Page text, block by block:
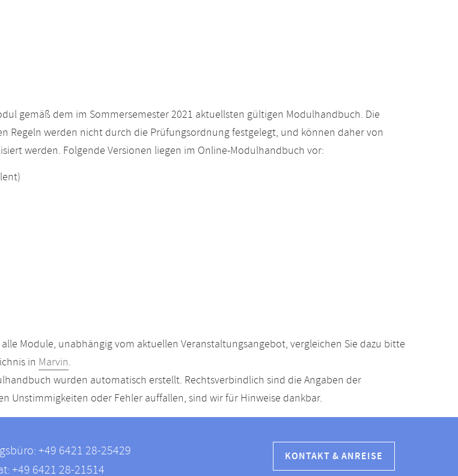
gemäß dem im Sommersemester 2021 aktuellsten gültigen Modulhandbuch. Die
Regeln werden nicht durch die Prüfungsordnung festgelegt, und können daher von
werden. Folgende Versionen liegen im Online-Modulhandbuch vor:
Module, unabhängig vom aktuellen Veranstaltungsangebot, vergleichen Sie dazu bitte
in Marvin.
wurden automatisch erstellt. Rechtsverbindlich sind die Angaben der
Unstimmigkeiten oder Fehler auffallen, sind wir für Hinweise dankbar.
+49 6421 28-25429
+49 6421 28-21514
KONTAKT & ANREISE